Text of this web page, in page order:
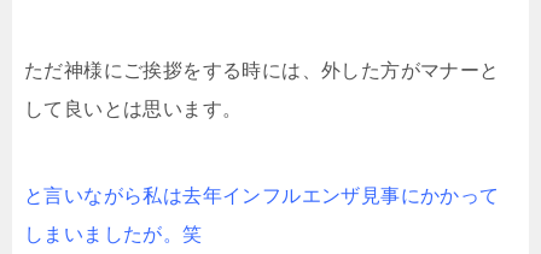
ただ神様にご挨拶をする時には、外した方がマナーと
して良いとは思います。
と言いながら私は去年インフルエンザ見事にかかって
しまいましたが。笑